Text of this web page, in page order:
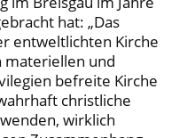
hat: „Das
entweltlichten Kirche
materiellen und
befreite Kirche
christliche
wirklich